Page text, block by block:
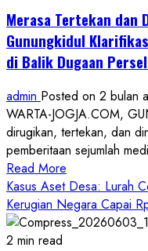
Kasus
Dugaan
Pengeroyokan
di
Wonosari
Merasa Tertekan dan
Gunungkidul
di Balik Dugaan
admin Posted on 2 bulan
WARTA-JOGJA.COM,
dirugikan, tertekan, dan
pemberitaan sejumlah
Read More
more
about
Merasa
Kasus Aset Desa: Lurah
Kerugian Negara Capai
2 min read